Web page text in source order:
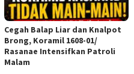
Cegah Balap Liar dan Knalpot
Brong, Koramil 1608-01/
Rasanae Intensifkan Patroli
Malam